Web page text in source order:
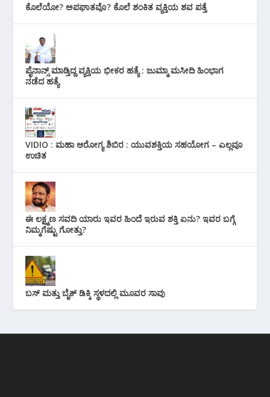
ಕೊಲೆಯೋ? ಅಪಘಾತವೊ? ಕೊಲೆ ಶಂಕಿತ ವ್ಯಕ್ತಿಯ ಶವ ಪತ್ತೆ
ಪೈನಾನ್ಸ್ ಮಾಡ್ತಿದ್ದ ವ್ಯಕ್ತಿಯ ಭೀಕರ‌ ಹತ್ಯೆ : ಜುಮ್ಮಾ ಮಸೀದಿ ಹಿಂಭಾಗ
ನಡೆದ ಹತ್ಯೆ
VIDIO : ಮಹಾ ಆರೋಗ್ಯ ಶಿಬಿರ : ಯುವಶಕ್ತಿಯ ಸಹಯೋಗ – ಎಲ್ಲವೂ
ಉಚಿತ
ಈ ಲಕ್ಷ್ಮಣ ಸವದಿ ಯಾರು ಇವರ ಹಿಂದೆ ಇರುವ ಶಕ್ತಿ ಏನು? ಇವರ ಬಗ್ಗೆ
ನಿಮ್ಮಗೆಷ್ಟು ಗೋತ್ತು?
ಬಸ್ ಮತ್ತು ಬೈಕ್ ಡಿಕ್ಕಿ ಸ್ಥಳದಲ್ಲಿ ಮೂವರ ಸಾವು